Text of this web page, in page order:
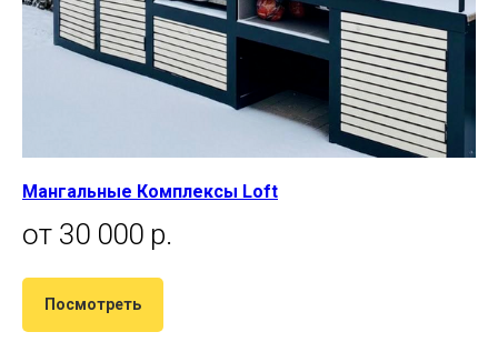
Мангальные Комплексы Loft
от 30 000 р.
Посмотреть